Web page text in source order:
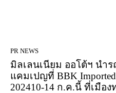
PR NEWS
มิลเลนเนียม ออโต้ฯ นำ
แคมเปญที่ BBK Imported
202410-14 ก.ค.นี้ ที่เมือ